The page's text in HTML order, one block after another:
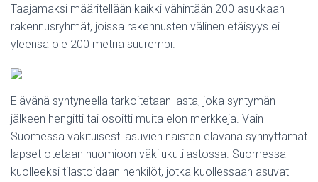
Taajamaksi määritellään kaikki vähintään 200 asukkaan
rakennusryhmät, joissa rakennusten välinen etäisyys ei
yleensä ole 200 metriä suurempi.
Elävänä syntyneella tarkoitetaan lasta, joka syntymän
jälkeen hengitti tai osoitti muita elon merkkeja. Vain
Suomessa vakituisesti asuvien naisten elävänä synnyttämät
lapset otetaan huomioon väkilukutilastossa. Suomessa
kuolleeksi tilastoidaan henkilöt, jotka kuollessaan asuvat